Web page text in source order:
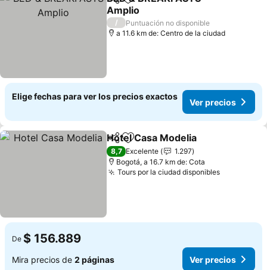
CompartirAgregar a favoritos
Amplio
/
Puntuación no disponible
a 11.6 km de: Centro de la ciudad
Elige fechas para ver los precios exactos
Ver precios
CompartirAgregar a favoritos
Hotel Casa Modelia
8,7 Excelente
1.297
Bogotá, a 16.7 km de: Cota
Tours por la ciudad disponibles
De $ 156.889
Mira precios de 2 páginas Ver precios